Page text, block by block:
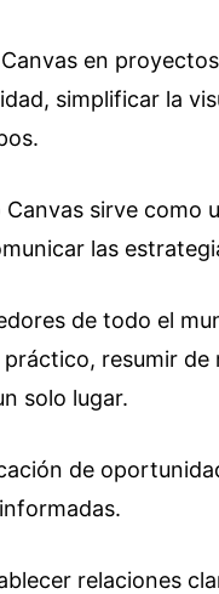
en
simplificar la
Canvas sirve como
las
de todo el
resumir
solo lugar.
de
relaciones